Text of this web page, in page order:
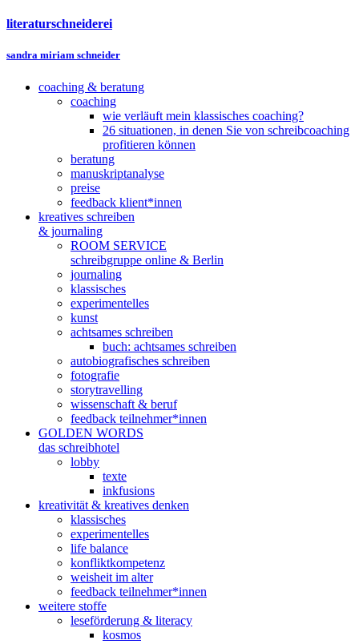
literaturschneiderei
sandra miriam schneider
coaching & beratung
coaching
wie verläuft mein klassisches coaching?
26 situationen, in denen Sie von schreibcoaching
profitieren können
beratung
manuskriptanalyse
preise
feedback klient*innen
kreatives schreiben
& journaling
ROOM SERVICE
schreibgruppe online & Berlin
journaling
klassisches
experimentelles
kunst
achtsames schreiben
buch: achtsames schreiben
autobiografisches schreiben
fotografie
storytravelling
wissenschaft & beruf
feedback teilnehmer*innen
GOLDEN WORDS
das schreibhotel
lobby
texte
inkfusions
kreativität & kreatives denken
klassisches
experimentelles
life balance
konfliktkompetenz
weisheit im alter
feedback teilnehmer*innen
weitere stoffe
leseförderung & literacy
kosmos